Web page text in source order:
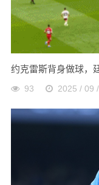
约克雷斯背身做球，
93 2025 / 09